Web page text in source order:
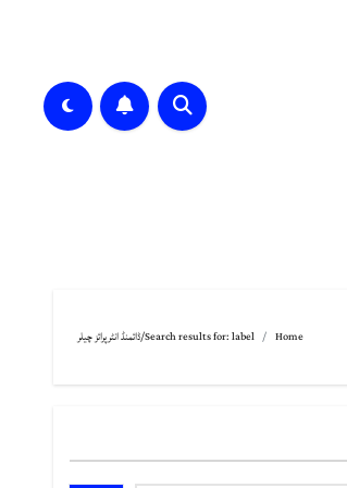
Home Search results for: label/ڈائمنڈ انٹرپرائز چیلر